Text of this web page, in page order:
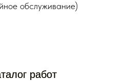
обслуживание)
работ
работ